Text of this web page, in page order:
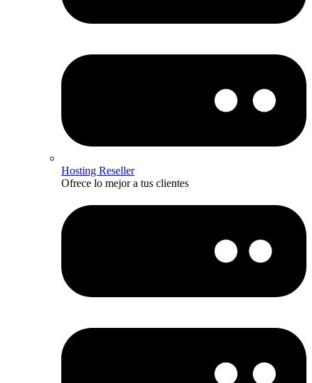
Hosting Reseller
Ofrece lo mejor a tus clientes